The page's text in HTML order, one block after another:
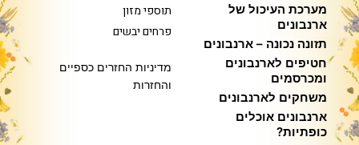
תוספי מזון
פרחים יבשים
מדיניות החזרים כספיים
והחזרות
מערכת העיכול של
ארנבונים
תזונה נכונה – ארנבונים
חטיפים לארנבונים
ומכרסמים
משחקים לארנבונים
ארנבונים אוכלים
כופתיות?